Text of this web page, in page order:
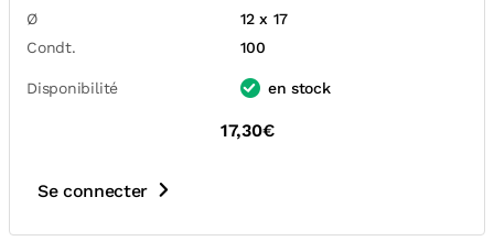
Ø
12 x 17
Condt.
100
Disponibilité en stock
17,30€
Se connecter